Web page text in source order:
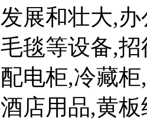
发展和壮大,
毛毯等设备,
配电柜,冷藏
酒店用品,黄